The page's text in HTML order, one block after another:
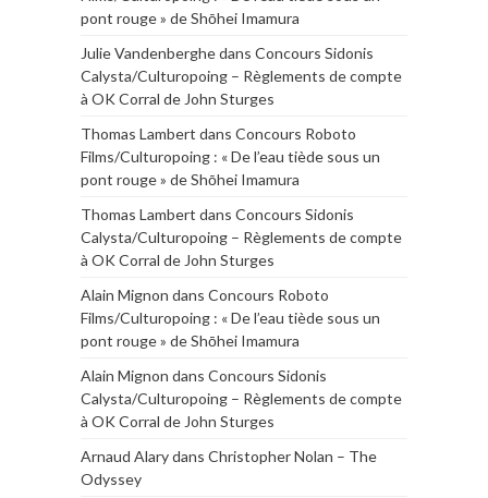
pont rouge » de Shōhei Imamura
Julie Vandenberghedans Concours Sidonis
Calysta/Culturopoing – Règlements de compte
à OK Corral de John Sturges
Thomas Lambert dans Concours Roboto
Films/Culturopoing : « De l’eau tiède sous un
pont rouge » de Shōhei Imamura
Thomas Lambert dans Concours Sidonis
Calysta/Culturopoing – Règlements de compte
à OK Corral de John Sturges
Alain Mignon dans Concours Roboto
Films/Culturopoing : « De l’eau tiède sous un
pont rouge » de Shōhei Imamura
Alain Mignon dans Concours Sidonis
Calysta/Culturopoing – Règlements de compte
à OK Corral de John Sturges
Arnaud Alarydans Christopher Nolan – The
Odyssey